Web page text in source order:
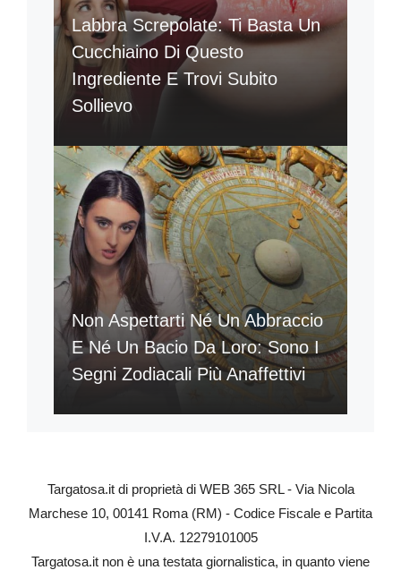
Labbra Screpolate: Ti Basta Un
Cucchiaino Di Questo
Ingrediente E Trovi Subito
Sollievo
Non Aspettarti Né Un Abbraccio
E Né Un Bacio Da Loro: Sono I
Segni Zodiacali Più Anaffettivi
Targatosa.it di proprietà di WEB 365 SRL - Via Nicola
Marchese 10, 00141 Roma (RM) - Codice Fiscale e Partita
I.V.A. 12279101005
Targatosa.it non è una testata giornalistica, in quanto viene